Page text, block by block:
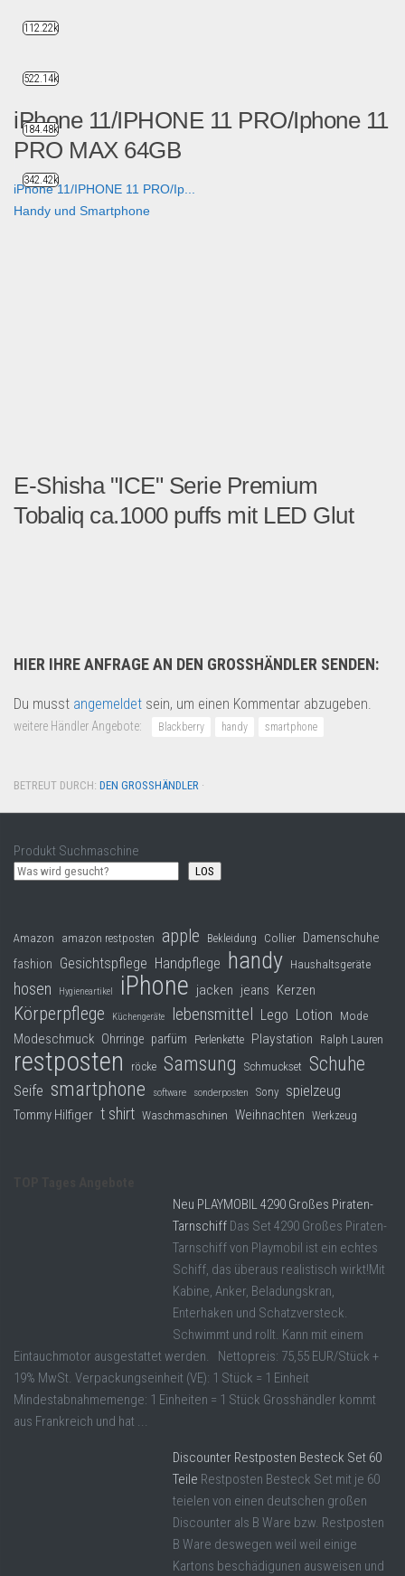
iPhone 11/IPHONE 11 PRO/Iphone 11
PRO MAX 64GB
iPhone 11/IPHONE 11 PRO/Ip...
Handy und Smartphone
E-Shisha "ICE" Serie Premium
Tobaliq ca.1000 puffs mit LED Glut
HIER IHRE ANFRAGE AN DEN GROSSHÄNDLER SENDEN:
Du musst angemeldet sein, um einen Kommentar abzugeben.
weitere Händler Angebote: Blackberry handy smartphone
BETREUT DURCH: DEN GROSSHÄNDLER ·
Produkt Suchmaschine
LOS
Amazon amazon restposten apple Bekleidung Collier Damenschuhe
fashion Gesichtspflege Handpflege handy Haushaltsgeräte
hosen Hygieneartikel iPhone jacken jeans Kerzen
Körperpflege Küchengeräte lebensmittel Lego Lotion Mode
Modeschmuck Ohrringe parfüm Perlenkette Playstation Ralph Lauren
restposten röcke Samsung Schmuckset Schuhe
Seife smartphone software sonderposten Sony spielzeug
Tommy Hilfiger t shirt Waschmaschinen Weihnachten Werkzeug
Neu PLAYMOBIL 4290 Großes Piraten-
Tarnschiff Das Set 4290 Großes Piraten-
Tarnschiff von Playmobil ist ein echtes
Schiff, das überaus realistisch wirkt!Mit
Kabine, Anker, Beladungskran,
Enterhaken und Schatzversteck.
Schwimmt und rollt. Kann mit einem
Eintauchmotor ausgestattet werden. Nettopreis: 75,55 EUR/Stück +
19% MwSt. Verpackungseinheit (VE): 1 Stück = 1 Einheit
Mindestabnahmemenge: 1 Einheiten = 1 Stück Grosshändler kommt
aus Frankreich und hat ...
Discounter Restposten Besteck Set 60
Teile Restposten Besteck Set mit je 60
teielen von einen deutschen großen
Discounter als B Ware bzw. Restposten
B Ware deswegen weil weil einige
Kartons beschädigunen ausweisen und
112.22k
522.14k
184.48k
342.42k